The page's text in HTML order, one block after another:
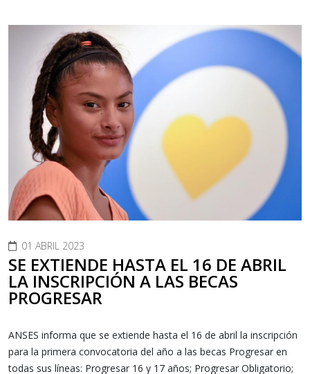
01 ABRIL 2023
SE EXTIENDE HASTA EL 16 DE ABRIL
LA INSCRIPCIÓN A LAS BECAS
PROGRESAR
ANSES informa que se extiende hasta el 16 de abril la inscripción
para la primera convocatoria del año a las becas Progresar en
todas sus líneas: Progresar 16 y 17 años; Progresar Obligatorio;